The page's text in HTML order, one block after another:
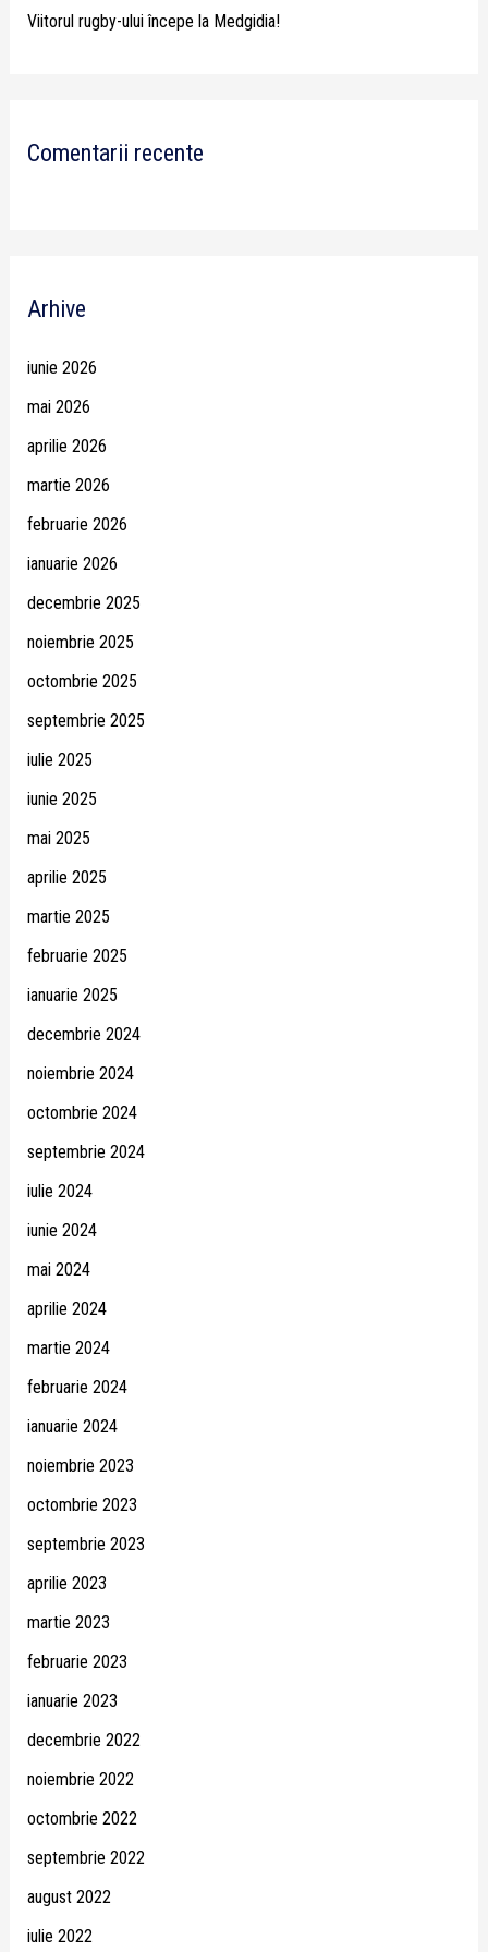
Viitorul rugby-ului începe la Medgidia!
Comentarii recente
Arhive
iunie 2026
mai 2026
aprilie 2026
martie 2026
februarie 2026
ianuarie 2026
decembrie 2025
noiembrie 2025
octombrie 2025
septembrie 2025
iulie 2025
iunie 2025
mai 2025
aprilie 2025
martie 2025
februarie 2025
ianuarie 2025
decembrie 2024
noiembrie 2024
octombrie 2024
septembrie 2024
iulie 2024
iunie 2024
mai 2024
aprilie 2024
martie 2024
februarie 2024
ianuarie 2024
noiembrie 2023
octombrie 2023
septembrie 2023
aprilie 2023
martie 2023
februarie 2023
ianuarie 2023
decembrie 2022
noiembrie 2022
octombrie 2022
septembrie 2022
august 2022
iulie 2022